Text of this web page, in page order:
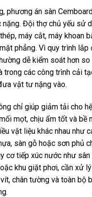
phương án sàn
nặng. Đội thợ chủ yếu sử
máy cắt, máy khoan
phẳng. Vì quy trình lắp
dễ kiểm soát hơn
trong các công trình cải
vật tư nặng vào.
chỉ giúp giảm tải cho
mọt, chịu ẩm tốt và bề
vật liệu khác nhau như
sàn gỗ hoặc sơn phủ
cơ tiếp xúc nước như sân
khu giặt phơi, cần xử
chân tường và toàn bộ